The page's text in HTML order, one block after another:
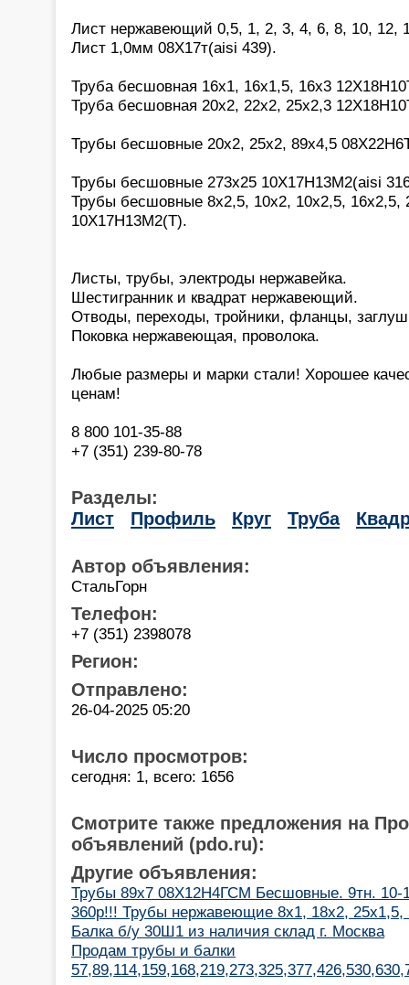
Лист нержавеющий 0,5, 1, 2, 3, 4, 6, 8, 10, 12,
Лист 1,0мм 08Х17т(aisi 439).
Труба бесшовная 16х1, 16х1,5, 16х3
Труба бесшовная 20х2, 22х2, 25х2,3
Трубы бесшовные 20х2, 25х2, 89х4,5
Трубы бесшовные 273х25 10Х17Н13М2(aisi
Трубы бесшовные 8х2,5, 10х2, 10х2,5, 16х2,5,
10Х17Н13М2(Т).
Листы, трубы, электроды нержавейка.
Шестигранник и квадрат нержавеющий.
Отводы, переходы, тройники, фланцы,
Поковка нержавеющая, проволока.
Любые размеры и марки стали! Хорошее
ценам!
8 800 101-35-88
+7 (351) 239-80-78
Разделы:
Лист
Профиль Круг Труба
Автор объявления:
СтальГорн
Телефон:
+7 (351) 2398078
Регион:
Отправлено:
26-04-2025 05:20
Число просмотров:
сегодня: 1, всего: 1656
Смотрите также предложения на
объявлений (pdo.ru):
Другие объявления:
Трубы 89х7 08Х12Н4ГСМ Бесшовные. 9тн. 10-
360р!!! Трубы нержавеющие 8х1, 18х2, 25х1,5,
Балка б/у 30Ш1 из наличия склад г. Москва
Продам трубы и балки